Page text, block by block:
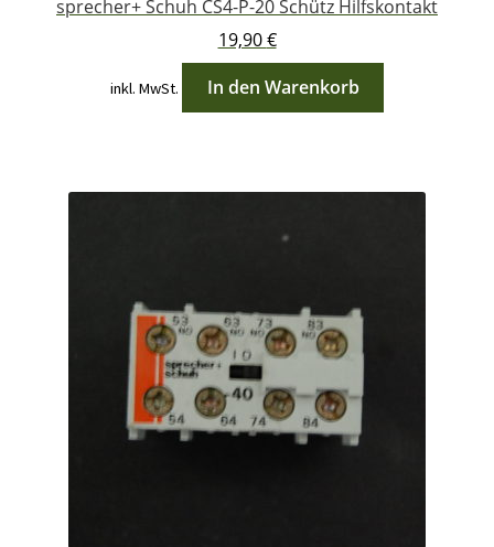
sprecher+ Schuh CS4-P-20 Schütz Hilfskontakt
19,90€
inkl. MwSt. In den Warenkorb